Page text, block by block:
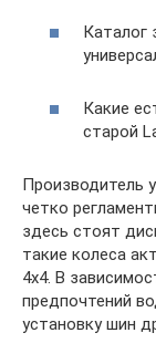
Каталог
Какие
старой
Производитель
четко
здесь стоят
такие колеса
4х4. В
предпочтений
установку шин